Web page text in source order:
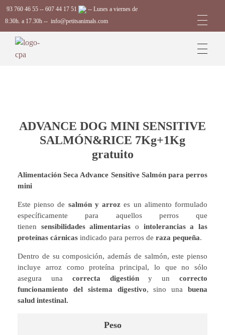
93 760 46 55 -- 607 44 17 51
-- Lunes a viernes de
8:30h. a 17.30h -- info@petitsanimals.com
ADVANCE DOG MINI SENSITIVE
SALMÓN&RICE 7Kg+1Kg
gratuito
Alimentación Seca Advance Sensitive Salmón para perros
mini
Este pienso de salmón y arrozes un alimento formulado
específicamente para aquellos perros que
tienen sensibilidades alimentarias o intolerancias a las
proteínas cárnicas indicado para perros de raza pequeña.
Dentro de su composición, además de salmón, este pienso
incluye arroz como proteína principal, lo que no sólo
asegura una correcta digestióny uncorrecto
funcionamiento del sistema digestivo, sino una buena
salud intestinal.
Peso